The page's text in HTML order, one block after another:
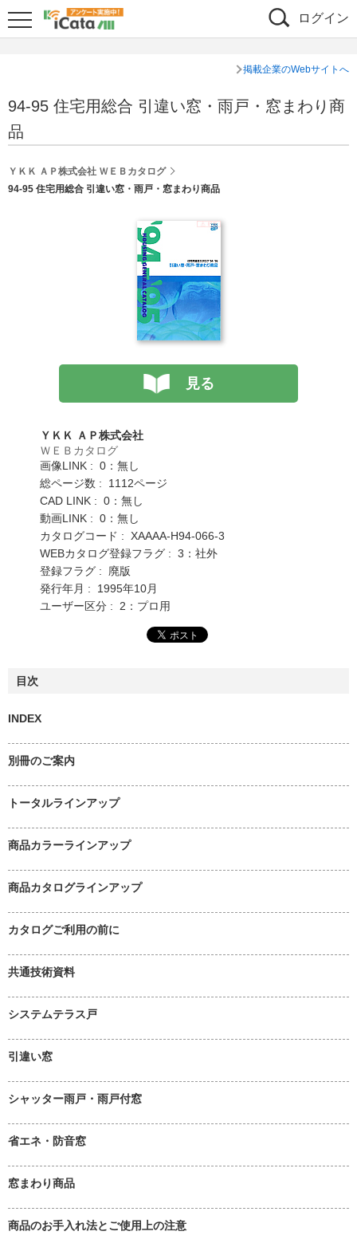
ログイン
掲載企業のWebサイトへ
94-95 住宅用総合 引違い窓・雨戸・窓まわり商
品
ＹＫＫ ＡＰ株式会社 ＷＥＢカタログ
94-95 住宅用総合 引違い窓・雨戸・窓まわり商品
見る
ＹＫＫ ＡＰ株式会社
ＷＥＢカタログ
画像LINK : 0：無し
総ページ数 : 1112ページ
CAD LINK : 0：無し
動画LINK : 0：無し
カタログコード : XAAAA-H94-066-3
WEBカタログ登録フラグ : 3：社外
登録フラグ : 廃版
発行年月 : 1995年10月
ユーザー区分 : 2：プロ用
目次
INDEX
別冊のご案内
トータルラインアップ
商品カラーラインアップ
商品カタログラインアップ
カタログご利用の前に
共通技術資料
システムテラス戸
引違い窓
シャッター雨戸・雨戸付窓
省エネ・防音窓
窓まわり商品
商品のお手入れ法とご使用上の注意